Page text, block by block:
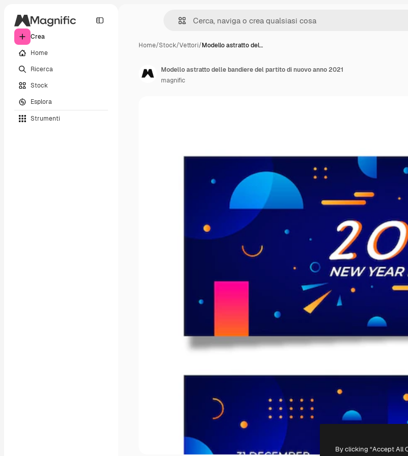
Crea
Home
Ricerca
Stock
Esplora
Strumenti
Home/Stock/Vettori/Modello astratto del…
Modello astratto delle bandiere del partito di nuovo anno 2021
magnific
By clicking “Accept All